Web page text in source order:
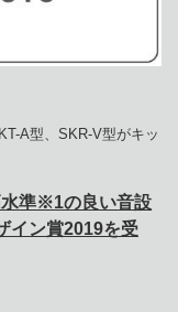
A型、SKR-V型がキッ
水準※1の良い音設
イン賞2019を受